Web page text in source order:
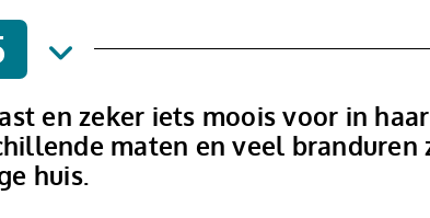
en zeker iets moois voor in haar
maten en veel branduren
huis.